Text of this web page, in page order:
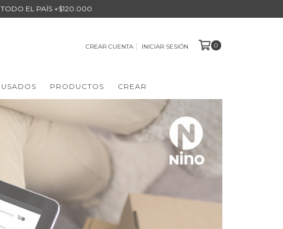
TODO EL PAÍS +$120.000
CREAR CUENTA INICIAR SESIÓN 0
USADOS PRODUCTOS CREAR